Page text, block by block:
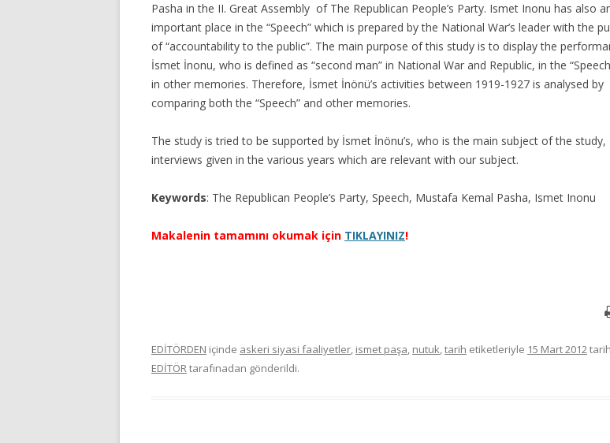
Pasha in the II. Great Assembly of The Republican People’s Party. Ismet Inonu has also
important place in the “Speech” which is prepared by the National War’s leader with the
of “accountability to the public”. The main purpose of this study is to display the
İsmet İnonu, who is defined as “second man” in National War and Republic, in the
in other memories. Therefore, İsmet İnönü’s activities between 1919-1927 is analysed by
comparing both the “Speech” and other memories.
The study is tried to be supported by İsmet İnönu’s, who is the main subject of the study,
interviews given in the various years which are relevant with our subject.
Keywords: The Republican People’s Party, Speech, Mustafa Kemal Pasha, Ismet Inonu
Makalenin tamamını okumak için TIKLAYINIZ!
EDİTÖRDEN içinde askeri siyasi faaliyetler, ismet paşa, nutuk,tarih etiketleriyle 15 Mart 2012
EDİTÖRtarafınadan gönderildi.